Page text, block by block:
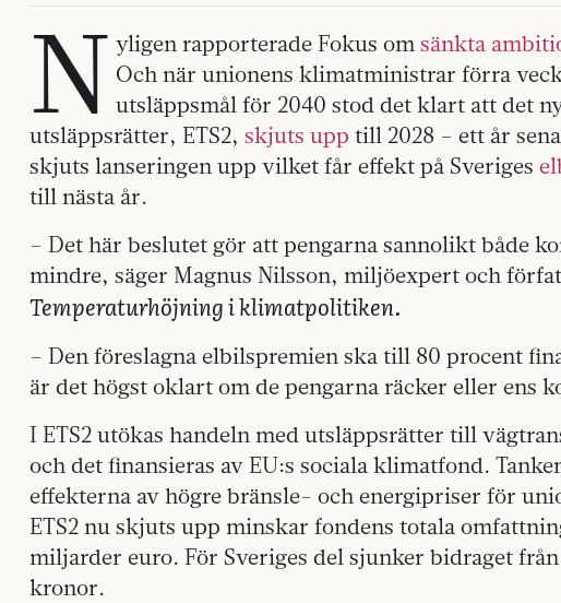
N yligen rapporterade Fokus omsänkta
Och när unionens klimatministrar förra
utsläppsmål för 2040 stod det klart att det
utsläppsrätter, ETS2, skjuts upp till 2028 – ett år
skjuts lanseringen upp vilket får effekt på Sveriges
till nästa år.
– Det här beslutet gör att pengarna sannolikt både
mindre, säger Magnus Nilsson, miljöexpert och
Temperaturhöjning i klimatpolitiken.
– Den föreslagna elbilspremien ska till 80 procent
är det högst oklart om de pengarna räcker eller ens
I ETS2 utökas handeln med utsläppsrätter till
och det finansieras av EU:s sociala klimatfond.
effekterna av högre bränsle- och energipriser för
ETS2 nu skjuts upp minskar fondens totala
miljarder euro. För Sveriges del sjunker bidraget
kronor.